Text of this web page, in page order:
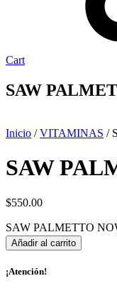
Cart
SAW
Inicio /VITAMINAS /
SAW
$550.00
SAW PALMETTO
Añadir al carrito
¡Atención!